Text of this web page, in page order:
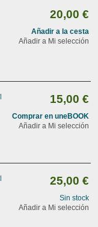
20,00 €
Añadir a la cesta
Añadir a Mi selección
15,00 €
Comprar en uneBOOK
Añadir a Mi selección
25,00 €
Sin stock
Añadir a Mi selección